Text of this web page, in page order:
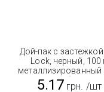
Дой-пак с
Lock, черный, 100
металлизированный
мм × 200 мм) с
5.17 грн. /шт